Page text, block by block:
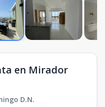
en Mirador
D.N.